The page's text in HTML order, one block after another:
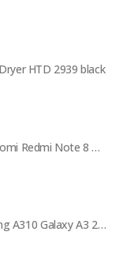
HTD 2939 black
Θηκη Liquid Silicone για Xiaomi Redmi Note 8 Μαυρη
Τζαμι Καμερας Για Samsung A310 Galaxy A3 2016 Ασημι